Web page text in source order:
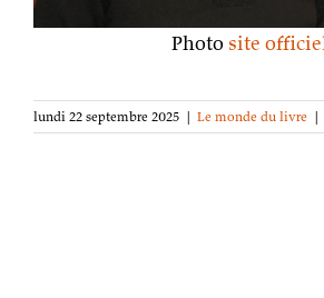
Photo site
lundi 22 septembre 2025 | Le monde du livre |